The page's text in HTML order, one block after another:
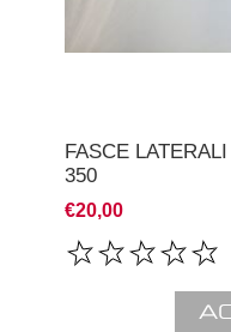
FASCE
350
€20,00